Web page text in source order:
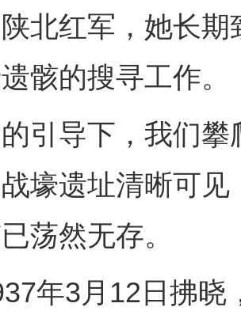
北红军，她长
骸的搜寻工作。
引导下，我们
壕遗址清晰可
荡然无存。
3月12日拂晓